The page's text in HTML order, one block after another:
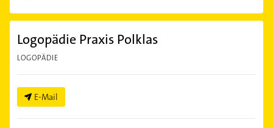
Logopädie Praxis Polklas
LOGOPÄDIE
E-Mail